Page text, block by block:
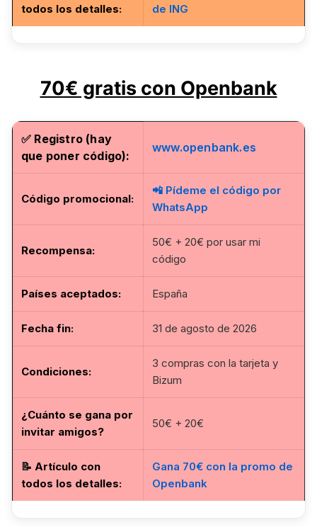
todos los detalles:
de ING
70€ gratis con Openbank
✅ Registro (hay
que poner código):
www.openbank.es
Código promocional:
📲 Pídeme el código por
WhatsApp
Recompensa:
50€ + 20€ por usar mi
código
Países aceptados: España
Fecha fin: 31 de agosto de 2026
Condiciones:
3 compras con la tarjeta y
Bizum
¿Cuánto se gana por
invitar amigos?
50€ + 20€
📝 Artículo con
todos los detalles:
Gana 70€ con la promo de
Openbank